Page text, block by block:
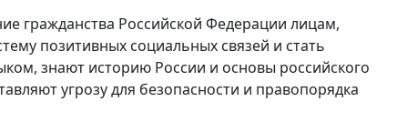
гражданства Российской Федерации лицам,
позитивных социальных связей и стать
знают историю России и основы российского
угрозу для безопасности и правопорядка